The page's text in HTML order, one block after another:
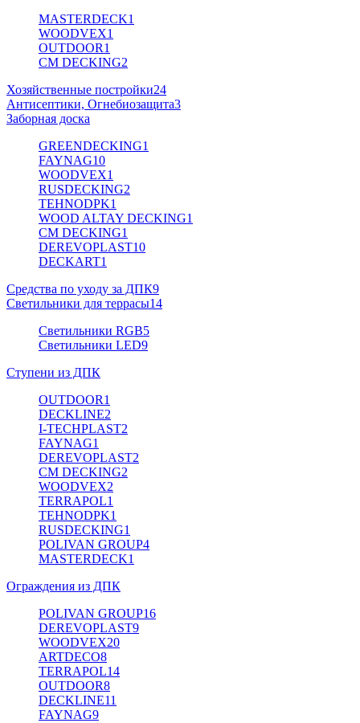
MASTERDECK1
WOODVEX1
OUTDOOR1
CM DECKING2
Хозяйственные постройки24
Антисептики, Огнебиозащита3
Заборная доска
GREENDECKING1
FAYNAG10
WOODVEX1
RUSDECKING2
TEHNODPK1
WOOD ALTAY DECKING1
CM DECKING1
DEREVOPLAST10
DECKART1
Средства по уходу за ДПК9
Светильники для террасы14
Светильники RGB5
Светильники LED9
Ступени из ДПК
OUTDOOR1
DECKLINE2
I-TECHPLAST2
FAYNAG1
DEREVOPLAST2
CM DECKING2
WOODVEX2
TERRAPOL1
TEHNODPK1
RUSDECKING1
POLIVAN GROUP4
MASTERDECK1
Ограждения из ДПК
POLIVAN GROUP16
DEREVOPLAST9
WOODVEX20
ARTDECO8
TERRAPOL14
OUTDOOR8
DECKLINE11
FAYNAG9